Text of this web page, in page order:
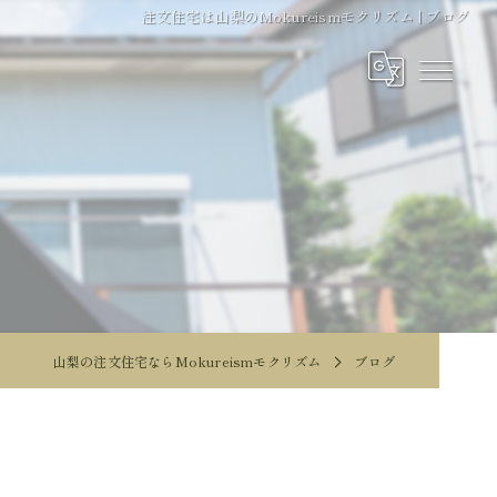
注文住宅は山梨のMokureismモクリズム | ブログ
山梨の注文住宅ならMokureismモクリズム ブログ